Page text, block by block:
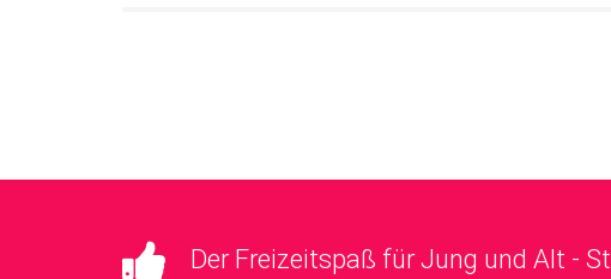
Der Freizeitspaß für Jung und Alt -